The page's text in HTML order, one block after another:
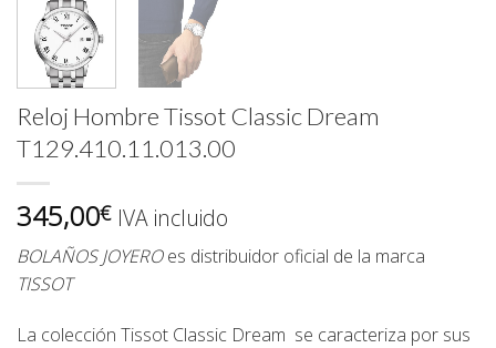
Reloj Hombre Tissot Classic Dream
T129.410.11.013.00
345,00€ IVA incluido
BOLAÑOS JOYEROes distribuidor oficial de la marca
TISSOT
La colección Tissot Classic Dream se caracteriza por sus